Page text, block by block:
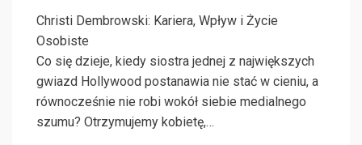
Christi Dembrowski: Kariera, Wpływ i Życie
Osobiste
Co się dzieje, kiedy siostra jednej z największych
gwiazd Hollywood postanawia nie stać w cieniu, a
równocześnie nie robi wokół siebie medialnego
szumu? Otrzymujemy kobietę,…